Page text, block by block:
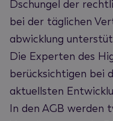
Dschungel der
bei der täglichen
abwicklung
Die Experten des
berücksichtigen bei
aktuellsten
In den AGB werden